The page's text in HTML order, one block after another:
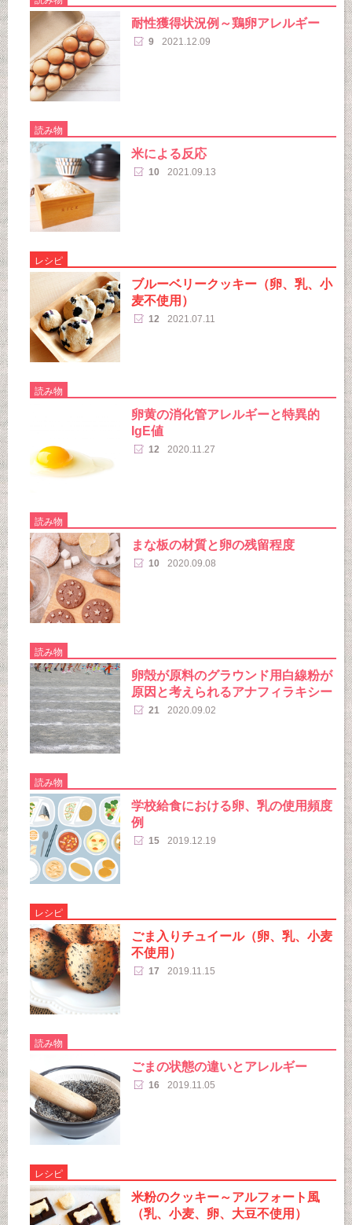
耐性獲得状況例～鶏卵アレルギー
9 2021.12.09
読み物
米による反応
10 2021.09.13
レシピ
ブルーベリークッキー（卵、乳、小
麦不使用）
12 2021.07.11
読み物
卵黄の消化管アレルギーと特異的
IgE値
12 2020.11.27
読み物
まな板の材質と卵の残留程度
10 2020.09.08
読み物
卵殻が原料のグラウンド用白線粉が
原因と考えられるアナフィラキシー
21 2020.09.02
読み物
学校給食における卵、乳の使用頻度
例
15 2019.12.19
レシピ
ごま入りチュイール（卵、乳、小麦
不使用）
17 2019.11.15
読み物
ごまの状態の違いとアレルギー
16 2019.11.05
レシピ
米粉のクッキー～アルフォート風
（乳、小麦、卵、大豆不使用）